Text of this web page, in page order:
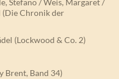
Stefano / Weis, Margaret /
(Die Chronik der
(Lockwood & Co. 2)
Brent, Band 34)